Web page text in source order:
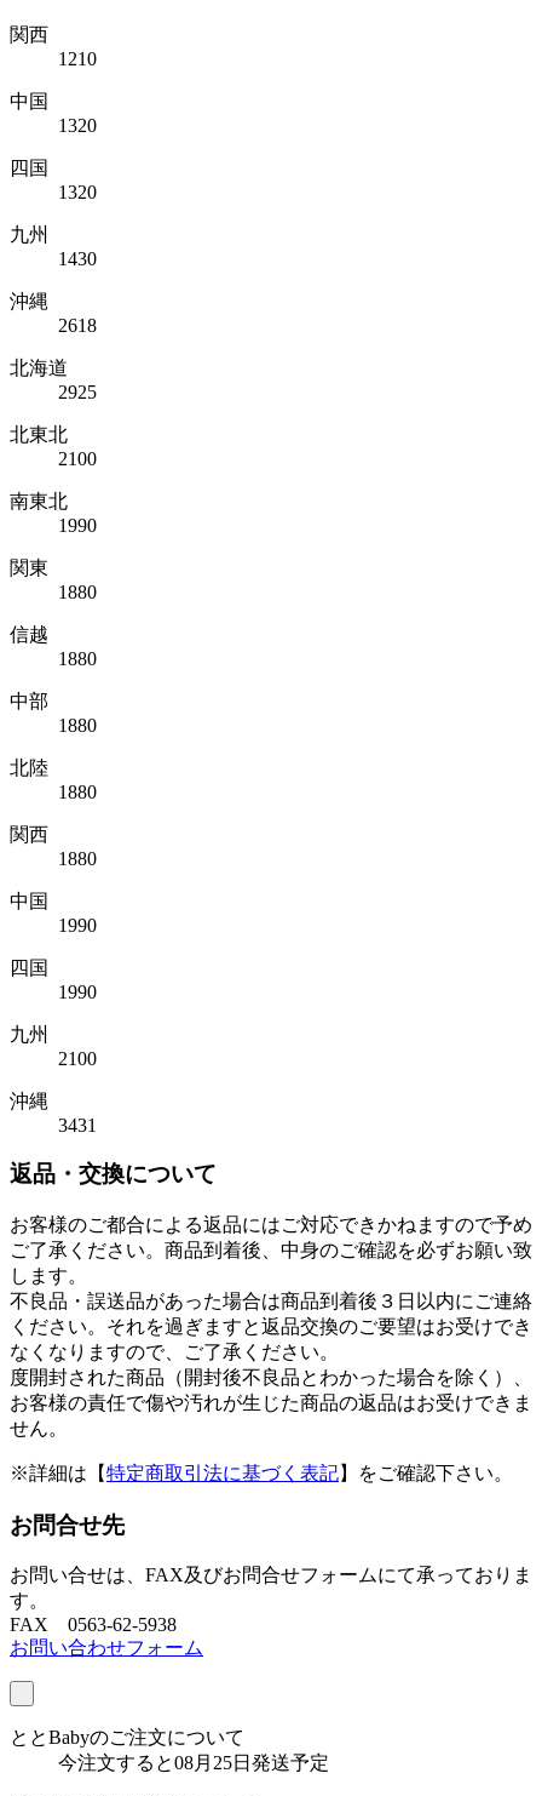
関西
1210
中国
1320
四国
1320
九州
1430
沖縄
2618
北海道
2925
北東北
2100
南東北
1990
関東
1880
信越
1880
中部
1880
北陸
1880
関西
1880
中国
1990
四国
1990
九州
2100
沖縄
3431
返品・交換について
お客様のご都合による返品にはご対応できかねますので予め
ご了承ください。商品到着後、中身のご確認を必ずお願い致
します。
不良品・誤送品があった場合は商品到着後３日以内にご連絡
ください。それを過ぎますと返品交換のご要望はお受けでき
なくなりますので、ご了承ください。
度開封された商品（開封後不良品とわかった場合を除く）、
お客様の責任で傷や汚れが生じた商品の返品はお受けできま
せん。
※詳細は【特定商取引法に基づく表記】をご確認下さい。
お問合せ先
お問い合せは、FAX及びお問合せフォームにて承っておりま
す。
FAX 0563-62-5938
お問い合わせフォーム
ととBabyのご注文について
今注文すると08月25日発送予定